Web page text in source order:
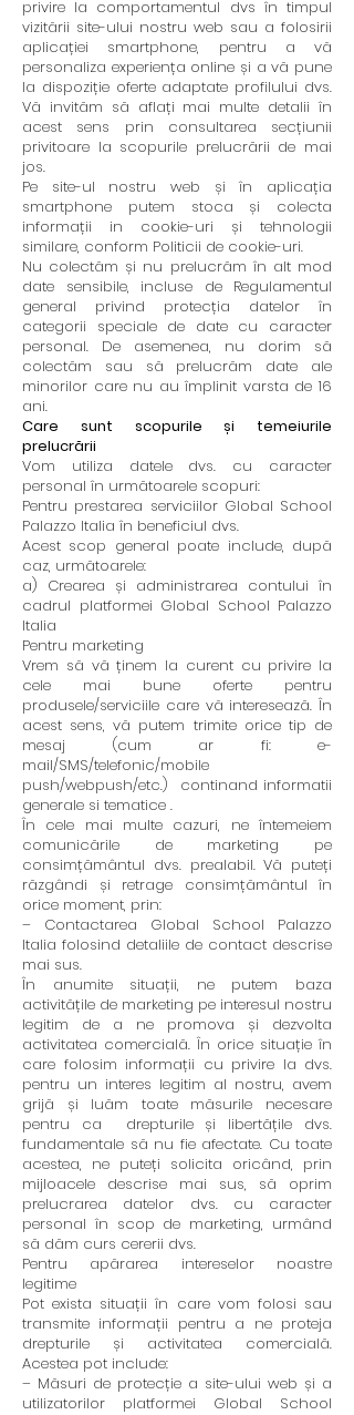
privire la comportamentul dvs în timpul
vizitării site-ului nostru web sau a folosirii
aplicației smartphone, pentru a vă
personaliza experiența online și a vă pune
la dispoziție oferte adaptate profilului dvs.
Vă invităm să aflați mai multe detalii în
acest sens prin consultarea secțiunii
privitoare la scopurile prelucrării de mai
jos.
Pe site-ul nostru web și în aplicația
smartphone putem stoca și colecta
informații in cookie-uri și tehnologii
similare, conform Politicii de cookie-uri.
Nu colectăm și nu prelucrăm în alt mod
date sensibile, incluse de Regulamentul
general privind protecția datelor în
categorii speciale de date cu caracter
personal. De asemenea, nu dorim să
colectăm sau să prelucrăm date ale
minorilor care nu au împlinit varsta de 16
ani.
Care sunt scopurile și temeiurile
prelucrării
Vom utiliza datele dvs. cu caracter
personal în următoarele scopuri:
Pentru prestarea serviciilor Global School
Palazzo Italia în beneficiul dvs.
Acest scop general poate include, după
caz, următoarele:
a) Crearea și administrarea contului în
cadrul platformei Global School Palazzo
Italia
Pentru marketing
Vrem să vă ținem la curent cu privire la
cele mai bune oferte pentru
produsele/serviciile care vă interesează. În
acest sens, vă putem trimite orice tip de
mesaj (cum ar fi: e-
mail/SMS/telefonic/mobile
push/webpush/etc.) continand informatii
generale si tematice .
În cele mai multe cazuri, ne întemeiem
comunicările de marketing pe
consimțământul dvs. prealabil. Vă puteți
răzgândi și retrage consimțământul în
orice moment, prin:
– Contactarea Global School Palazzo
Italia folosind detaliile de contact descrise
mai sus.
În anumite situații, ne putem baza
activitățile de marketing pe interesul nostru
legitim de a ne promova și dezvolta
activitatea comercială. În orice situație în
care folosim informații cu privire la dvs.
pentru un interes legitim al nostru, avem
grijă și luăm toate măsurile necesare
pentru ca drepturile și libertățile dvs.
fundamentale să nu fie afectate. Cu toate
acestea, ne puteți solicita oricând, prin
mijloacele descrise mai sus, să oprim
prelucrarea datelor dvs. cu caracter
personal în scop de marketing, urmând
să dăm curs cererii dvs.
Pentru apărarea intereselor noastre
legitime
Pot exista situații în care vom folosi sau
transmite informații pentru a ne proteja
drepturile și activitatea comercială.
Acestea pot include:
– Măsuri de protecție a site-ului web și a
utilizatorilor platformei Global School